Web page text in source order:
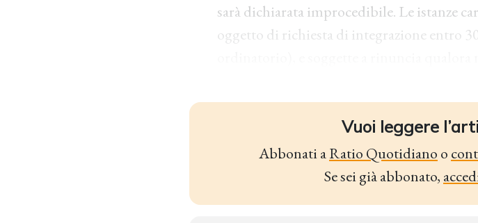
sarà dichiarata improcedibile. Le istanze
oggetto di richiesta di integrazione entro
Vuoi leggere
Abbonati aRatio Quotidiano o
Se sei già abbonato,